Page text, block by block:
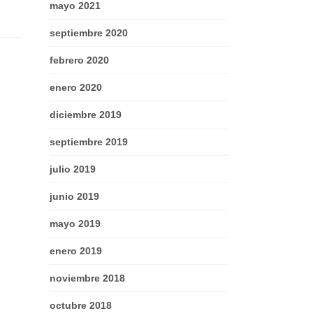
mayo 2021
septiembre 2020
febrero 2020
enero 2020
diciembre 2019
septiembre 2019
julio 2019
junio 2019
mayo 2019
enero 2019
noviembre 2018
octubre 2018